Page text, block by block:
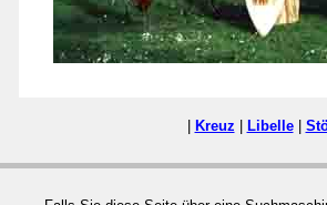
Kreuz Libelle|